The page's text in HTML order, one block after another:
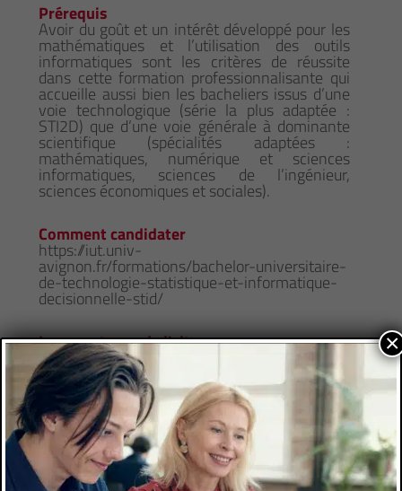
Prérequis
Avoir du goût et un intérêt développé pour les
mathématiques et l’utilisation des outils
informatiques sont les critères de réussite
dans cette formation professionnalisante qui
accueille aussi bien les bacheliers issus d’une
voie technologique (série la plus adaptée :
STI2D) que d’une voie générale à dominante
scientifique (spécialités adaptées :
mathématiques, numérique et sciences
informatiques, sciences de l’ingénieur,
sciences économiques et sociales).
Comment candidater
https://iut.univ-
avignon.fr/formations/bachelor-universitaire-
de-technologie-statistique-et-informatique-
decisionnelle-stid/
Les avantages de l'alternance
Formation à l’école et formation chez
l’employeur- Insertion professionnelle accrue
à l’issue du diplôme- Diplôme Universitaires
reconnus et visés par l’État
×